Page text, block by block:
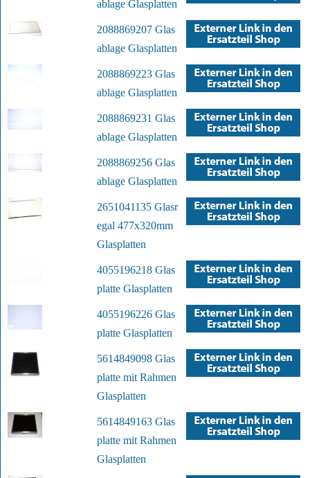
ablage Glasplatten
2088869207 Glas
ablage Glasplatten
2088869223 Glas
ablage Glasplatten
2088869231 Glas
ablage Glasplatten
2088869256 Glas
ablage Glasplatten
2651041135 Glasr
egal 477x320mm
Glasplatten
4055196218 Glas
platte Glasplatten
4055196226 Glas
platte Glasplatten
5614849098 Glas
platte mit Rahmen
Glasplatten
5614849163 Glas
platte mit Rahmen
Glasplatten